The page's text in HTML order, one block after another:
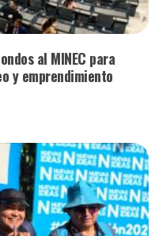
al MINEC para
y emprendimiento